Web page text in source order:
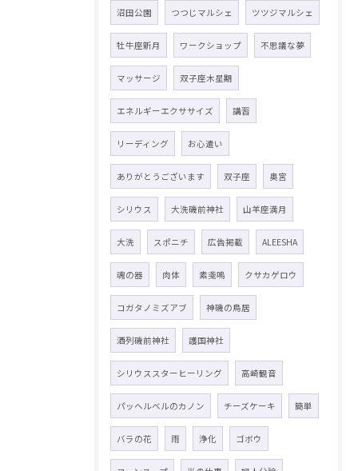
沼田公園 つつじマルシェ ツツジマルシェ
牡牛座新月 ワークショップ 不思議な夢
マッサージ 双子座木星期
エネルギーエクササイズ 講習
リーディング お心遣い
ありがとうございます 双子座 奥宮
シリウス 大洗磯前神社 山羊座満月
大洗 スポニチ 広告掲載 ALEESHA
魂の器 肉体 素戔嗚 クサカゲロウ
コガタノミズアブ 神磯の鳥居
酒列磯前神社 護国神社
シリウススターヒーリング 高崎観音
パッヘルベルのカノン チーズケーキ 簡単
バラの花 雨 浄化 ゴボウ